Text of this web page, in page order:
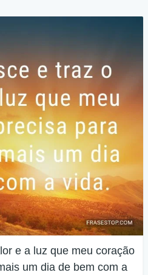
e a luz que meu coração
um dia de bem com a